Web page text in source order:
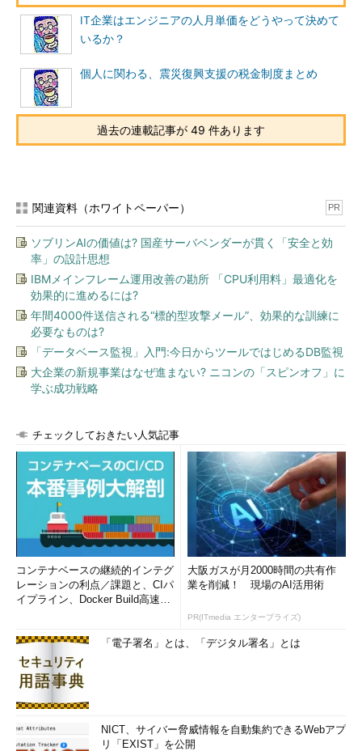
システム導入を成功に導いてくれる信頼できるベンダに注文する
傾向が強くなります。
ユーザー側は見積書を見てどう判断するかについて解説しまし
た。開発するのにどのくらいの人月がかかるのかは、見積もりの
金額の妥当性を説明するために有用ですが、支払対価以上のメリ
ットが得られるのかどうか、企業の信頼性といったところが、ユ
ーザーの大きな感心事になるわけです。それではまた。
吉田延史（よしだのぶふみ）
京都生まれ。京都大学理学部卒業後、コンピュータの
世界に興味を持ち、オービックにネットワークエンジ
ニアとして入社。その後、公認会計士を志し同社を退社。
2007年、会計士試験合格。仰星監査法人
に入所し現在に至
る。共著に「会社経理実務辞典
IT企業はエンジニアの人月単価をどうやって決めて
いるか？
個人に関わる、震災復興支援の税金制度まとめ
過去の連載記事が 49 件あります
関連資料（ホワイトペーパー） PR
ソブリンAIの価値は? 国産サーバベンダーが貫く「安全と効
率」の設計思想
IBMメインフレーム運用改善の勘所 「CPU利用料」最適化を
効果的に進めるには?
年間4000件送信される“標的型攻撃メール”、効果的な訓練に
必要なものは?
「データベース監視」入門:今日からツールではじめるDB監視
大企業の新規事業はなぜ進まない? ニコンの「スピンオフ」に
学ぶ成功戦略
チェックしておきたい人気記事
コンテナベースの継続的インテグ
レーションの利点／課題と、CIパ
イプライン、Docker Build高速化
大阪ガスが月2000時間の共有作
業を削減！ 現場のAI活用術
PR(ITmedia エンタープライズ)
「電子署名」とは、「デジタル署名」とは
NICT、サイバー脅威情報を自動集約できるWebアプ
リ「EXIST」を公開